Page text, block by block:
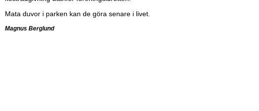
Mata duvor i parken kan de göra senare i livet.
Magnus Berglund